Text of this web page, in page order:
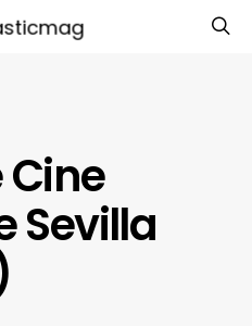
Cine
Sevilla